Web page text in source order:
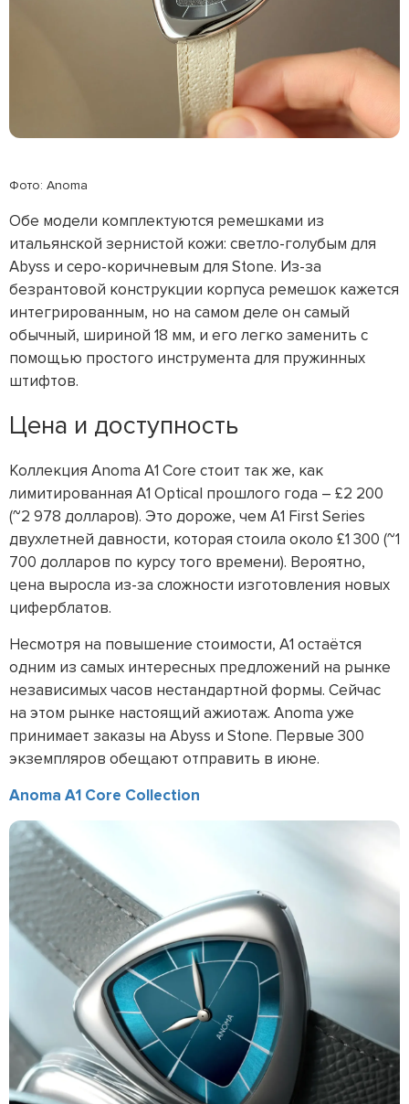
Фото: Anoma
Обе модели комплектуются ремешками из
итальянской зернистой кожи: светло-голубым для
Abyss и серо-коричневым для Stone. Из-за
безрантовой конструкции корпуса ремешок кажется
интегрированным, но на самом деле он самый
обычный, шириной 18 мм, и его легко заменить с
помощью простого инструмента для пружинных
штифтов.
Цена и доступность
Коллекция Anoma A1 Core стоит так же, как
лимитированная A1 Optical прошлого года – £2 200
(~2 978 долларов). Это дороже, чем A1 First Series
двухлетней давности, которая стоила около £1 300 (~1
700 долларов по курсу того времени). Вероятно,
цена выросла из-за сложности изготовления новых
циферблатов.
Несмотря на повышение стоимости, A1 остаётся
одним из самых интересных предложений на рынке
независимых часов нестандартной формы. Сейчас
на этом рынке настоящий ажиотаж. Anoma уже
принимает заказы на Abyss и Stone. Первые 300
экземпляров обещают отправить в июне.
Anoma A1 Core Collection